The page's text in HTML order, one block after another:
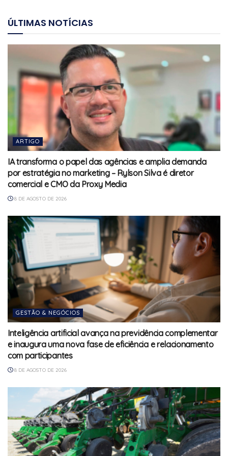
ÚLTIMAS NOTÍCIAS
ARTIGO
IA transforma o papel das agências e amplia demanda
por estratégia no marketing – Rylson Silva é diretor
comercial e CMO da Proxy Media
8 DE AGOSTO DE 2026
GESTÃO & NEGÓCIOS
Inteligência artificial avança na previdência complementar
e inaugura uma nova fase de eficiência e relacionamento
com participantes
8 DE AGOSTO DE 2026